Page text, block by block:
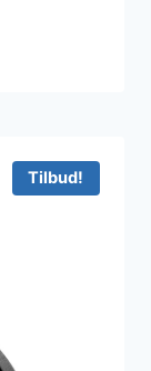
Tilbud!